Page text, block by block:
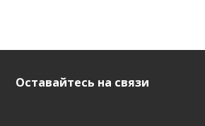
Оставайтесь на связи